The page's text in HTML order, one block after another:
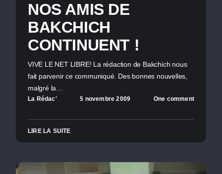
NOS AMIS DE
BAKCHICH
CONTINUENT !
VIVE LE NET LIBRE! La rédaction de Bakchich nous
fait parvenir ce communiqué. Des bonnes nouvelles,
malgré la…
La Rédac' 5 novembre 2009 One comment
LIRE LA SUITE